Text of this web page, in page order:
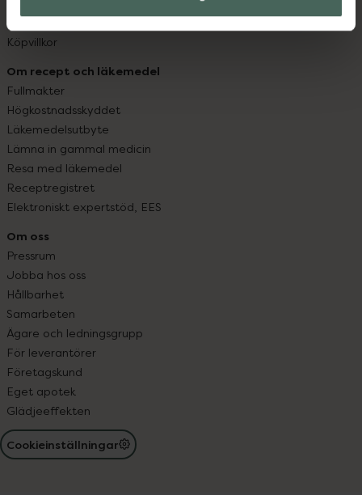
App
Köpvillkor
Om recept och läkemedel
Fullmakter
Högkostnadsskyddet
Läkemedelsutbyte
Lämna in gammal medicin
Resa med läkemedel
Receptregistret
Elektroniskt expertstöd, EES
Om oss
Pressrum
Jobba hos oss
Hållbarhet
Samarbeten
Ägare och ledningsgrupp
För leverantörer
Företagskund
Eget apotek
Glädjeeffekten
Cookieinställningar